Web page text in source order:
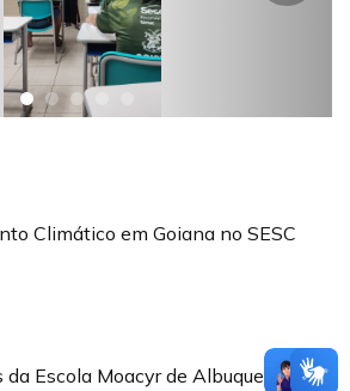
Climático em Goiana no SESC
Escola Moacyr de Albuquerque